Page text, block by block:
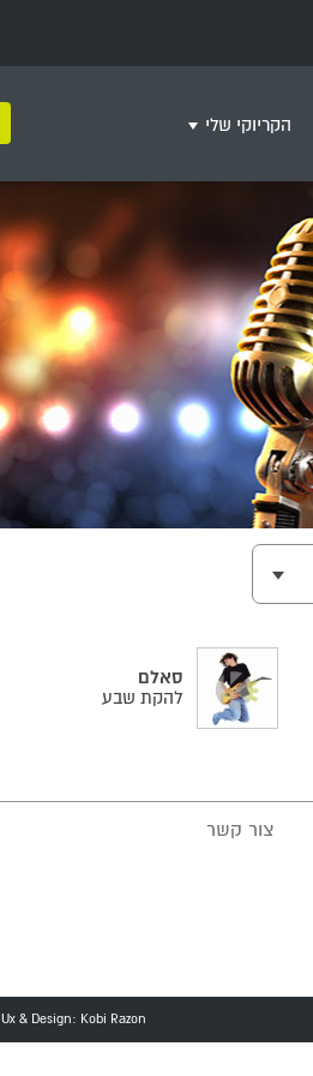
מחרוזות
שירים מסרטים וסדרות
שירי ירושלים
שירי יום הזיכרון
שירי ילדים
שירי קטנטנים
שירי להקות צבאיות
הקריוקי שלי
+ צור רשימת השמעה חדשה
סאלם
להקת שבע
צור קשר
Ux & Design: Kobi Razon